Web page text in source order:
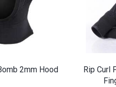
2mm Hood
Rip Curl